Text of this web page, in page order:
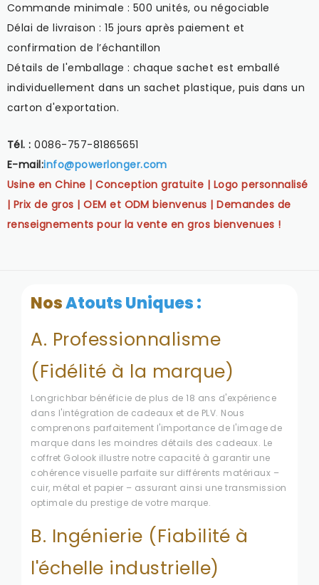
Commande minimale : 500 unités, ou négociable
Délai de livraison : 15 jours après paiement et
confirmation de l’échantillon
Détails de l'emballage : chaque sachet est emballé
individuellement dans un sachet plastique, puis dans un
carton d'exportation.
Tél. : 0086-757-81865651
E-mail:info@powerlonger.com
Usine en Chine | Conception gratuite | Logo personnalisé
| Prix de gros | OEM et ODM bienvenus | Demandes de
renseignements pour la vente en gros bienvenues !
NosAtouts Uniques :
A. Professionnalisme
(Fidélité à la marque)
Longrichbar bénéficie de plus de 18 ans d'expérience
dans l'intégration de cadeaux et de PLV. Nous
comprenons parfaitement l'importance de l'image de
marque dans les moindres détails des cadeaux. Le
coffret Golook illustre notre capacité à garantir une
cohérence visuelle parfaite sur différents matériaux –
cuir, métal et papier – assurant ainsi une transmission
optimale du prestige de votre marque.
B. Ingénierie (Fiabilité à
l'échelle industrielle)